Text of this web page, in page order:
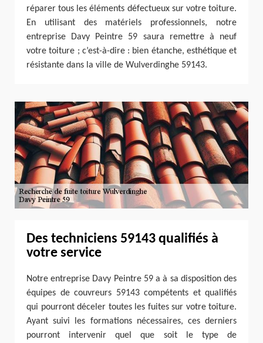
réparer tous les éléments défectueux sur votre toiture.
En utilisant des matériels professionnels, notre
entreprise Davy Peintre 59 saura remettre à neuf
votre toiture ; c’est-à-dire : bien étanche, esthétique et
résistante dans la ville de Wulverdinghe 59143.
Des techniciens 59143 qualifiés à
votre service
Notre entreprise Davy Peintre 59 a à sa disposition des
équipes de couvreurs 59143 compétents et qualifiés
qui pourront déceler toutes les fuites sur votre toiture.
Ayant suivi les formations nécessaires, ces derniers
pourront intervenir quel que soit le type de